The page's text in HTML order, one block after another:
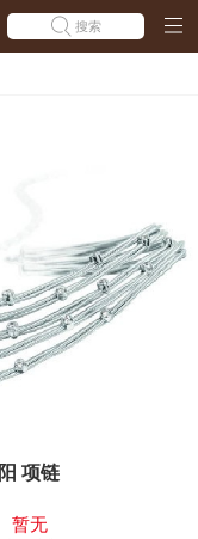
搜索
项链
暂无